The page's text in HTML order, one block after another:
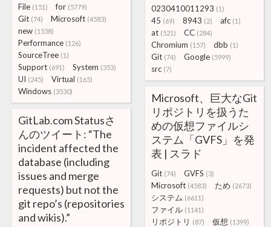
File (151) for (5779)
Git (74) Microsoft (4583)
new (1538)
Performance (126)
SourceTree (1)
Support (691) System (353)
UI (245) Virtual (165)
Windows (3530)
0230410011293 (1)
45 (69) 8943 (2) afc (1)
at (521) CC (284)
Chromium (157) dbb (1)
Git (74) Google (5999)
src (7)
Microsoft、巨大なGit
リポジトリを扱うた
めの仮想ファイルシ
ステム「GVFS」を発
表 | スラド
Git (74) GVFS (3)
Microsoft (4583) ため (2673)
システム (6611)
ファイル (1141)
リポジトリ (87) 仮想 (1399)
GitLab.com Statusさ
んのツイート: “The
incident affected the
database (including
issues and merge
requests) but not the
git repo’s (repositories
and wikis).”